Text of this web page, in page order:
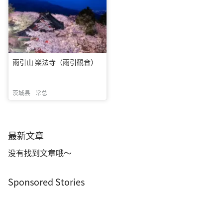
雨引山 楽法寺（雨引観音）
茨城县 常总
最新文章
没有找到文章哦～
Sponsored Stories